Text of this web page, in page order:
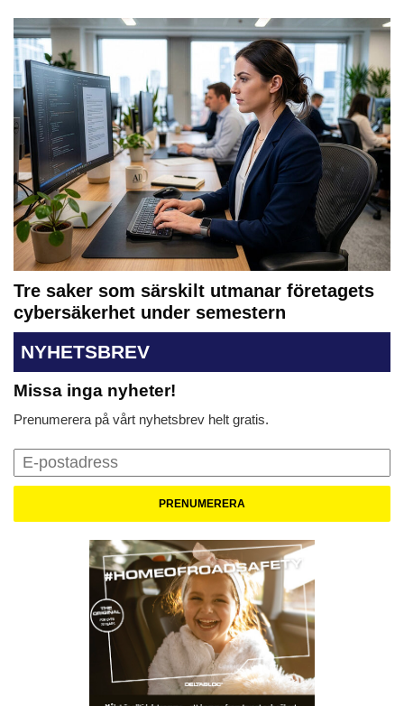
Tre saker som särskilt utmanar företagets
cybersäkerhet under semestern
NYHETSBREV
Missa inga nyheter!
Prenumerera på vårt nyhetsbrev helt gratis.